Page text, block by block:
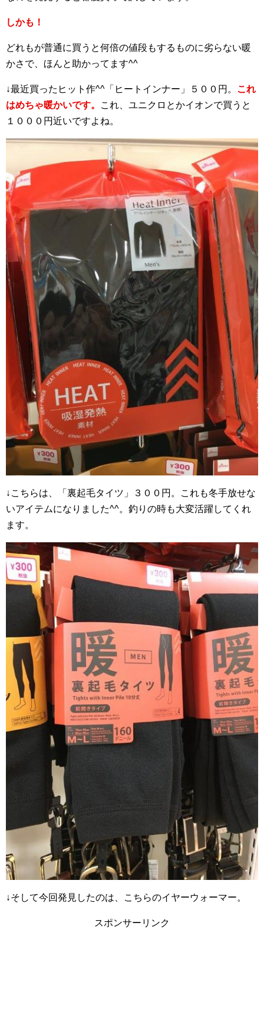
しかも！
どれもが普通に買うと何倍の値段もするものに劣らない暖
かさで、ほんと助かってます^^
↓最近買ったヒット作^^「ヒートインナー」５００円。 これ
はめちゃ暖かいです。
これ、ユニクロとかイオンで買うと
１０００円近いですよね。
↓こちらは、「裏起毛タイツ」３００円。これも冬手放せな
いアイテムになりました^^。釣りの時も大変活躍してくれ
ます。
↓そして今回発見したのは、こちらのイヤーウォーマー。
スポンサーリンク